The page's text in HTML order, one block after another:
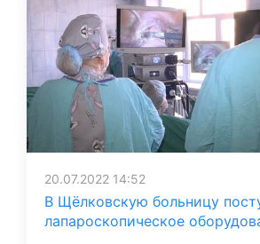
20.07.2022 14:52
В Щёлковскую больницу
лапароскопическое